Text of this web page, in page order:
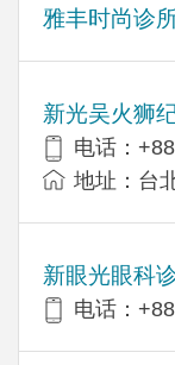
雅丰时尚诊
新光吴火狮
电话：
地址：台
新眼光眼科
电话：